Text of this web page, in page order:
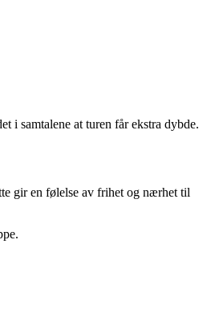
i samtalene at turen får ekstra dybde.
gir en følelse av frihet og nærhet til